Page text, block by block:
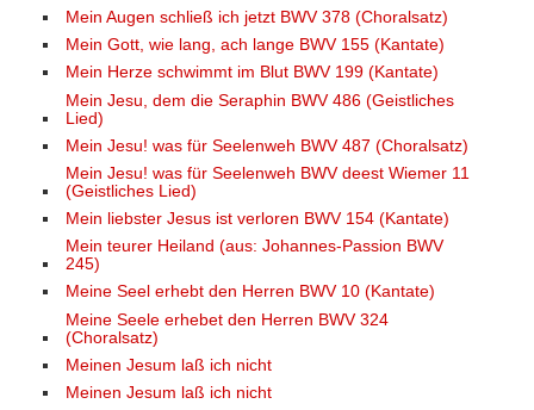
Mein Augen schließ ich jetzt BWV 378 (Choralsatz)
Mein Gott, wie lang, ach lange BWV 155 (Kantate)
Mein Herze schwimmt im Blut BWV 199 (Kantate)
Mein Jesu, dem die Seraphin BWV 486 (Geistliches
Lied)
Mein Jesu! was für Seelenweh BWV 487 (Choralsatz)
Mein Jesu! was für Seelenweh BWV deest Wiemer 11
(Geistliches Lied)
Mein liebster Jesus ist verloren BWV 154 (Kantate)
Mein teurer Heiland (aus: Johannes-Passion BWV
245)
Meine Seel erhebt den Herren BWV 10 (Kantate)
Meine Seele erhebet den Herren BWV 324
(Choralsatz)
Meinen Jesum laß ich nicht
Meinen Jesum laß ich nicht